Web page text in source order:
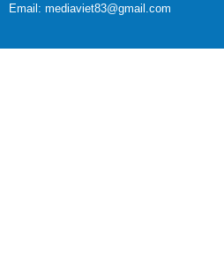
Email: mediaviet83@gmail.com